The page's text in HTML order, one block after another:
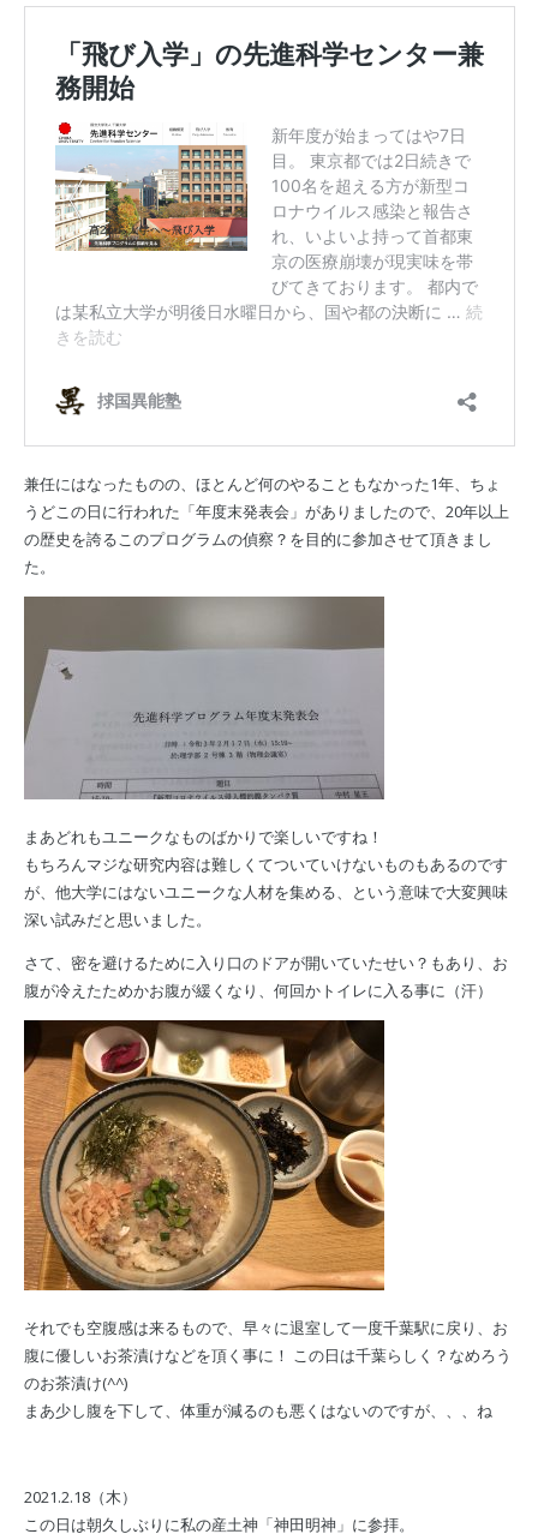
兼任にはなったものの、ほとんど何のやることもなかった1年、ちょ
うどこの日に行われた「年度末発表会」がありましたので、20年以上
の歴史を誇るこのプログラムの偵察？を目的に参加させて頂きまし
た。
まあどれもユニークなものばかりで楽しいですね！
もちろんマジな研究内容は難しくてついていけないものもあるのです
が、他大学にはないユニークな人材を集める、という意味で大変興味
深い試みだと思いました。
さて、密を避けるために入り口のドアが開いていたせい？もあり、お
腹が冷えたためかお腹が緩くなり、何回かトイレに入る事に（汗）
それでも空腹感は来るもので、早々に退室して一度千葉駅に戻り、お
腹に優しいお茶漬けなどを頂く事に！ この日は千葉らしく？なめろう
のお茶漬け(^^)
まあ少し腹を下して、体重が減るのも悪くはないのですが、、、ね
2021.2.18（木）
この日は朝久しぶりに私の産土神「神田明神」に参拝。